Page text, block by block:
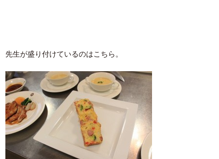
先生が盛り付けているのはこちら。